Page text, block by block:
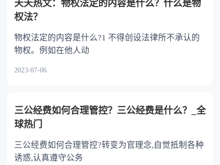
天天热文：物权法定的内容是什么？什么是物
权法？
物权法定的内容是什么?1 不得创设法律所不承认的
物权。例如在他人动
2023-07-06
三公经费如何合理管控？三公经费是什么？_全
球热门
三公经费如何合理管控?转变为官理念,自觉抵制各种
诱惑,认真遵守公务